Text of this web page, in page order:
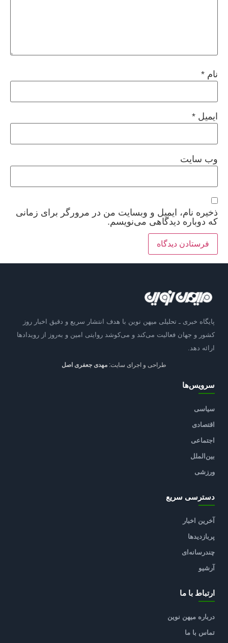
نام *
ایمیل *
وب‌ سایت
ذخیره نام، ایمیل و وبسایت من در مرورگر برای زمانی
که دوباره دیدگاهی می‌نویسم.
پایگاه خبری ـ تحلیلی میهن نوین با هدف انتشار سریع و دقیق اخبار روز
کشور و جهان فعالیت می‌کند و می‌کوشد روایتی امین و به‌روز از رویدادها
ارائه دهد.
طراحی و اجرای سایت: مهدی جعفری اصل
سرویس‌ها
سیاسی
اقتصادی
اجتماعی
بین‌الملل
ورزشی
دسترسی سریع
آخرین اخبار
پربازدیدها
چندرسانه‌ای
آرشیو
ارتباط با ما
درباره میهن نوین
تماس با ما